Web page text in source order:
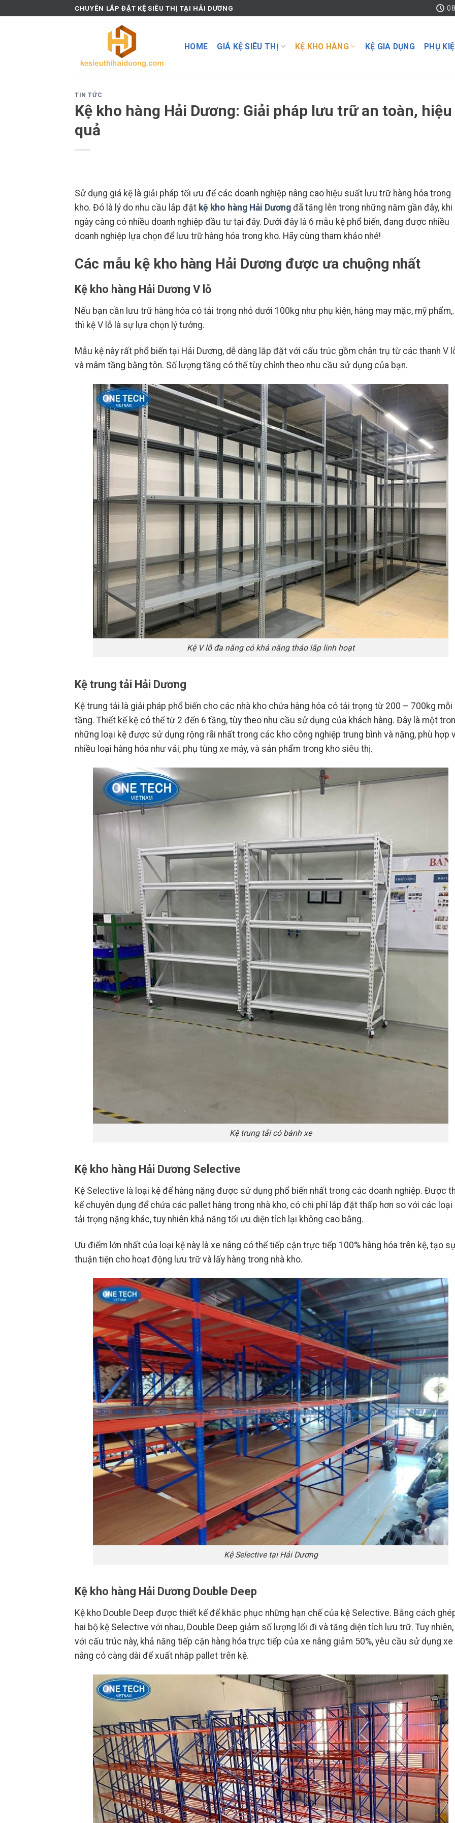
CHUYÊN LẮP ĐẶT KỆ SIÊU THỊ TẠI HẢI DƯƠNG
HOME GIÁ KỆ SIÊU THỊ KỆ KHO HÀNG KỆ GIA DỤNG PHỤ
TIN TỨC
Kệ kho hàng Hải Dương: Giải pháp lưu trữ an toàn, hiệu
quả
Sử dụng giá kệ là giải pháp tối ưu để các doanh nghiệp nâng cao hiệu suất lưu trữ hàng hóa trong
kho. Đó là lý do nhu cầu lắp đặt kệ kho hàng Hải Dương đã tăng lên trong những năm gần đây, khi
ngày càng có nhiều doanh nghiệp đầu tư tại đây. Dưới đây là 6 mẫu kệ phổ biến, đang được nhiều
doanh nghiệp lựa chọn để lưu trữ hàng hóa trong kho. Hãy cùng tham khảo nhé!
Các mẫu kệ kho hàng Hải Dương được ưa chuộng nhất
Kệ kho hàng Hải Dương V lỗ
Nếu bạn cần lưu trữ hàng hóa có tải trọng nhỏ dưới 100kg như phụ kiện, hàng may mặc, mỹ
thì kệ V lỗ là sự lựa chọn lý tưởng.
Mẫu kệ này rất phổ biến tại Hải Dương, dễ dàng lắp đặt với cấu trúc gồm chân trụ từ các thanh V
và mâm tầng bằng tôn. Số lượng tầng có thể tùy chỉnh theo nhu cầu sử dụng của bạn.
Kệ V lỗ đa năng có khả năng tháo lắp linh hoạt
Kệ trung tải Hải Dương
Kệ trung tải là giải pháp phổ biến cho các nhà kho chứa hàng hóa có tải trọng từ 200 – 700kg mỗi
tầng. Thiết kế kệ có thể từ 2 đến 6 tầng, tùy theo nhu cầu sử dụng của khách hàng. Đây là một
những loại kệ được sử dụng rộng rãi nhất trong các kho công nghiệp trung bình và nặng, phù hợp
nhiều loại hàng hóa như vải, phụ tùng xe máy, và sản phẩm trong kho siêu thị.
Kệ trung tải có bánh xe
Kệ kho hàng Hải Dương Selective
Kệ Selective là loại kệ để hàng nặng được sử dụng phổ biến nhất trong các doanh nghiệp. Được
kế chuyên dụng để chứa các pallet hàng trong nhà kho, có chi phí lắp đặt thấp hơn so với các loại
tải trọng nặng khác, tuy nhiên khả năng tối ưu diện tích lại không cao bằng.
Ưu điểm lớn nhất của loại kệ này là xe nâng có thể tiếp cận trực tiếp 100% hàng hóa trên kệ, tạo
thuận tiện cho hoạt động lưu trữ và lấy hàng trong nhà kho.
Kệ Selective tại Hải Dương
Kệ kho hàng Hải Dương Double Deep
Kệ kho Double Deep được thiết kế để khắc phục những hạn chế của kệ Selective. Bằng cách
hai bộ kệ Selective với nhau, Double Deep giảm số lượng lối đi và tăng diện tích lưu trữ. Tuy nhiên,
với cấu trúc này, khả năng tiếp cận hàng hóa trực tiếp của xe nâng giảm 50%, yêu cầu sử dụng xe
nâng có càng dài để xuất nhập pallet trên kệ.